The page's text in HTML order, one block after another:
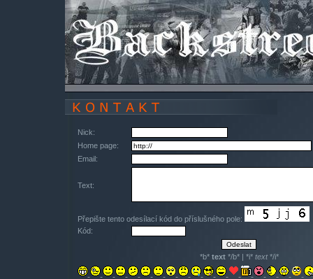
Nick:
Home page:
Email:
Text:
Přepište tento odesílací kód do příslušného pole:
Kód:
*b* text*/b* | *i* text*/i*